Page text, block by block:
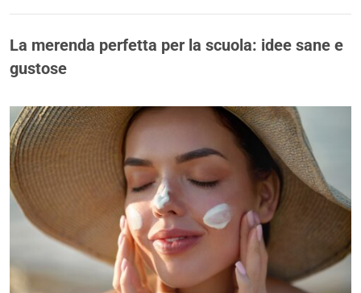
La merenda perfetta per la scuola: idee sane e
gustose